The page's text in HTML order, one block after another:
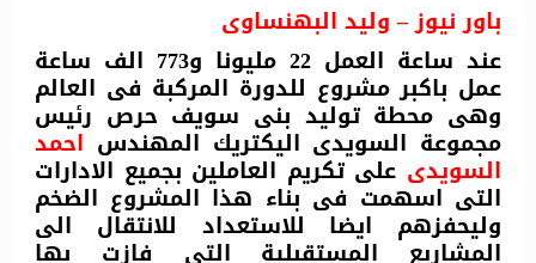
باور نيوز – وليد البهنساوى
عند ساعة العمل 22 مليونا و773 الف ساعة
عمل باكبر مشروع للدورة المركبة فى العالم
وهى محطة توليد بنى سويف حرص رئيس
مجموعة السويدى اليكتريك المهندس احمد
السويدى على تكريم العاملين بجميع الادارات
التى اسهمت فى بناء هذا المشروع الضخم
وليحفزهم ايضا للاستعداد للانتقال الى
المشاريع المستقبلية التى فازت بها